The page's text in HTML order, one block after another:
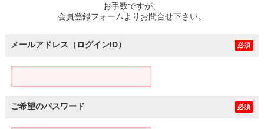
お手数ですが、
会員登録フォームよりお問合せ下さい。
メールアドレス（ログインID） 必須
ご希望のパスワード 必須